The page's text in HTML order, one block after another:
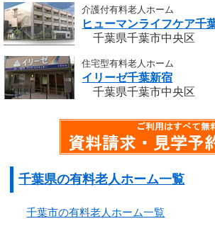
介護付有料老人ホーム
ヒューマンライフケア千
千葉県千葉市中央区
住宅型有料老人ホーム
イリーゼ千葉新宿
千葉県千葉市中央区
千葉県の有料老人ホーム一覧
千葉市の有料老人ホーム一覧